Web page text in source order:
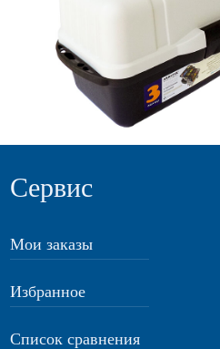
Сервис
Мои заказы
Избранное
Список сравнения